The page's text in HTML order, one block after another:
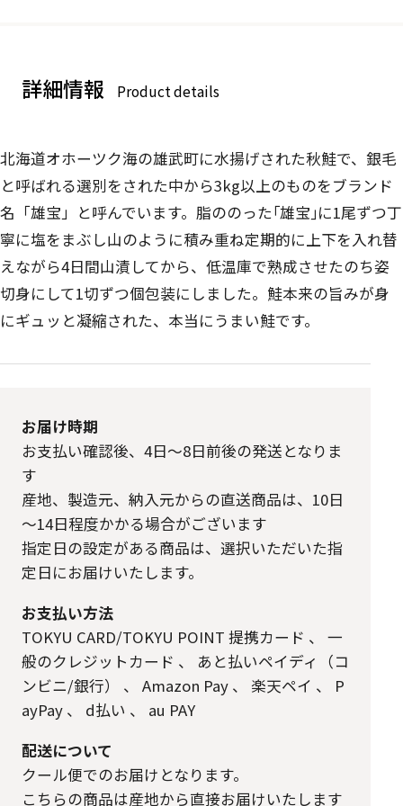
詳細情報 Product details
北海道オホーツク海の雄武町に水揚げされた秋鮭で、銀毛
と呼ばれる選別をされた中から3kg以上のものをブランド
名「雄宝」と呼んでいます。脂ののった｢雄宝｣に1尾ずつ丁
寧に塩をまぶし山のように積み重ね定期的に上下を入れ替
えながら4日間山漬してから、低温庫で熟成させたのち姿
切身にして1切ずつ個包装にしました。鮭本来の旨みが身
にギュッと凝縮された、本当にうまい鮭です。
お届け時期
お支払い確認後、4日～8日前後の発送となりま
す
産地、製造元、納入元からの直送商品は、10日
～14日程度かかる場合がございます
指定日の設定がある商品は、選択いただいた指
定日にお届けいたします。
お支払い方法
TOKYU CARD/TOKYU POINT 提携カード 、 一
般のクレジットカード 、 あと払いペイディ（コ
ンビニ/銀行）
、 Amazon Pay、 楽天ペイ 、 P
ayPay、 d払い 、 au PAY
配送について
クール便でのお届けとなります。
こちらの商品は産地から直接お届けいたします